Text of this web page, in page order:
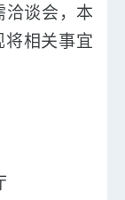
洽谈会 ，本
将相关事宜